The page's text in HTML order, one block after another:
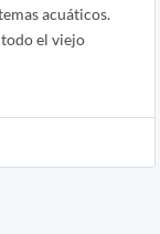
acuáticos.
el viejo